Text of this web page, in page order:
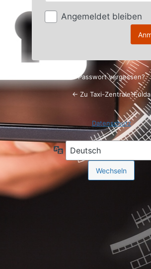
Angemeldet bleiben
Passwort vergessen?
← Zu Taxi-Zentrale-Fulda
Datenschutz
Sprache